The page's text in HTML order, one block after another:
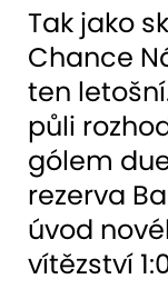
Tak jako
Chance
ten
půli
gólem
rezerva
úvod
vítězství